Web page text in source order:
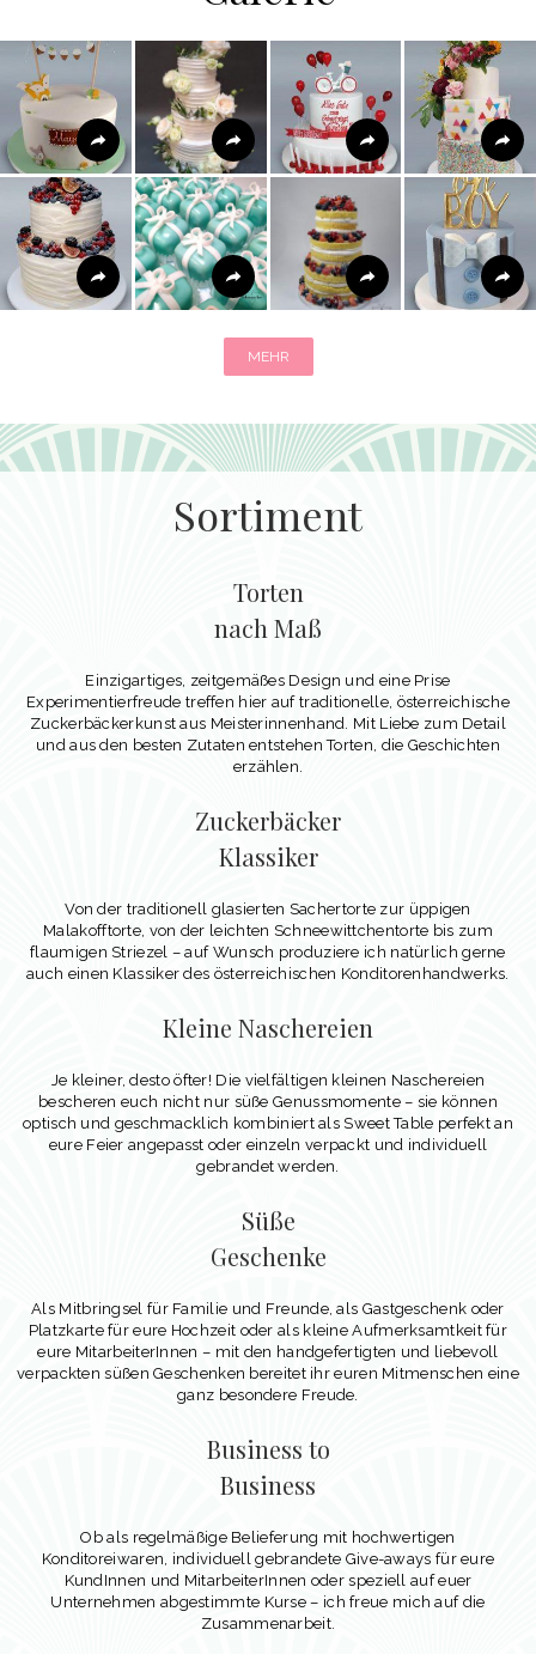
MEHR
Sortiment
Torten
nach Maß
Einzigartiges, zeitgemäßes Design und eine Prise
Experimentierfreude treffen hier auf traditionelle, österreichische
Zuckerbäckerkunst aus Meisterinnenhand. Mit Liebe zum Detail
und aus den besten Zutaten entstehen Torten, die Geschichten
erzählen.
Zuckerbäcker
Klassiker
Von der traditionell glasierten Sachertorte zur üppigen
Malakofftorte, von der leichten Schneewittchentorte bis zum
flaumigen Striezel – auf Wunsch produziere ich natürlich gerne
auch einen Klassiker des österreichischen Konditorenhandwerks.
Kleine Naschereien
Je kleiner, desto öfter! Die vielfältigen kleinen Naschereien
bescheren euch nicht nur süße Genussmomente – sie können
optisch und geschmacklich kombiniert als Sweet Table perfekt an
eure Feier angepasst oder einzeln verpackt und individuell
gebrandet werden.
Süße
Geschenke
Als Mitbringsel für Familie und Freunde, als Gastgeschenk oder
Platzkarte für eure Hochzeit oder als kleine Aufmerksamtkeit für
eure MitarbeiterInnen – mit den handgefertigten und liebevoll
verpackten süßen Geschenken bereitet ihr euren Mitmenschen eine
ganz besondere Freude.
Business to
Business
Ob als regelmäßige Belieferung mit hochwertigen
Konditoreiwaren, individuell gebrandete Give-aways für eure
KundInnen und MitarbeiterInnen oder speziell auf euer
Unternehmen abgestimmte Kurse – ich freue mich auf die
Zusammenarbeit.